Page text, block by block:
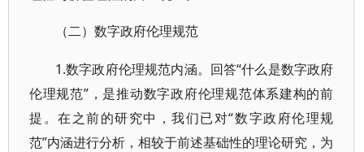
（二）数字政府伦理规范
1.数字政府伦理规范内涵。回答“什么是数字政府
伦理规范”，是推动数字政府伦理规范体系建构的前
提。在之前的研究中，我们已对“数字政府伦理规
范”内涵进行分析，相较于前述基础性的理论研究，为